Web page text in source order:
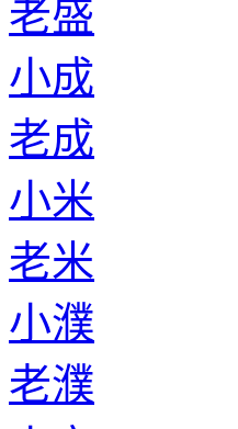
老盛
小成
老成
小米
老米
小濮
老濮